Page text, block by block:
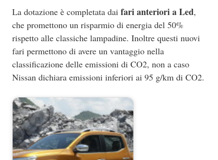
La dotazione è completata dai fari anteriori a Led,
che promettono un risparmio di energia del 50%
rispetto alle classiche lampadine. Inoltre questi nuovi
fari permettono di avere un vantaggio nella
classificazione delle emissioni di CO2, non a caso
Nissan dichiara emissioni inferiori ai 95 g/km di CO2.